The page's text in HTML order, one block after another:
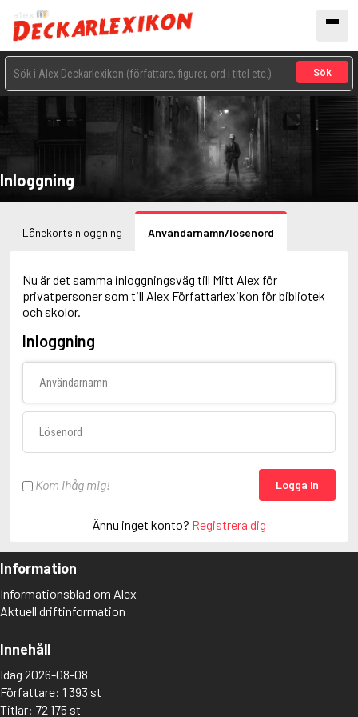
Sök
Inloggning
Lånekortsinloggning Användarnamn/lösenord
Nu är det samma inloggningsväg till Mitt Alex för
privatpersoner som till Alex Författarlexikon för bibliotek
och skolor.
Inloggning
Kom ihåg mig! Logga in
Ännu inget konto? Registrera dig
Information
Informationsblad om Alex
Aktuell driftinformation
Innehåll
Idag 2026-08-08
Författare: 1 393 st
Titlar: 72 175 st